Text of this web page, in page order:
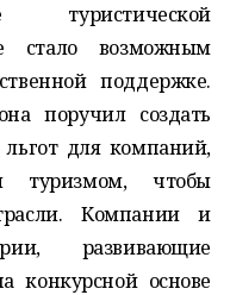
туристической
стало возможным
поддержке.
поручил создать
льгот для компаний,
туризмом, чтобы
Компании и
развивающие
конкурсной основе